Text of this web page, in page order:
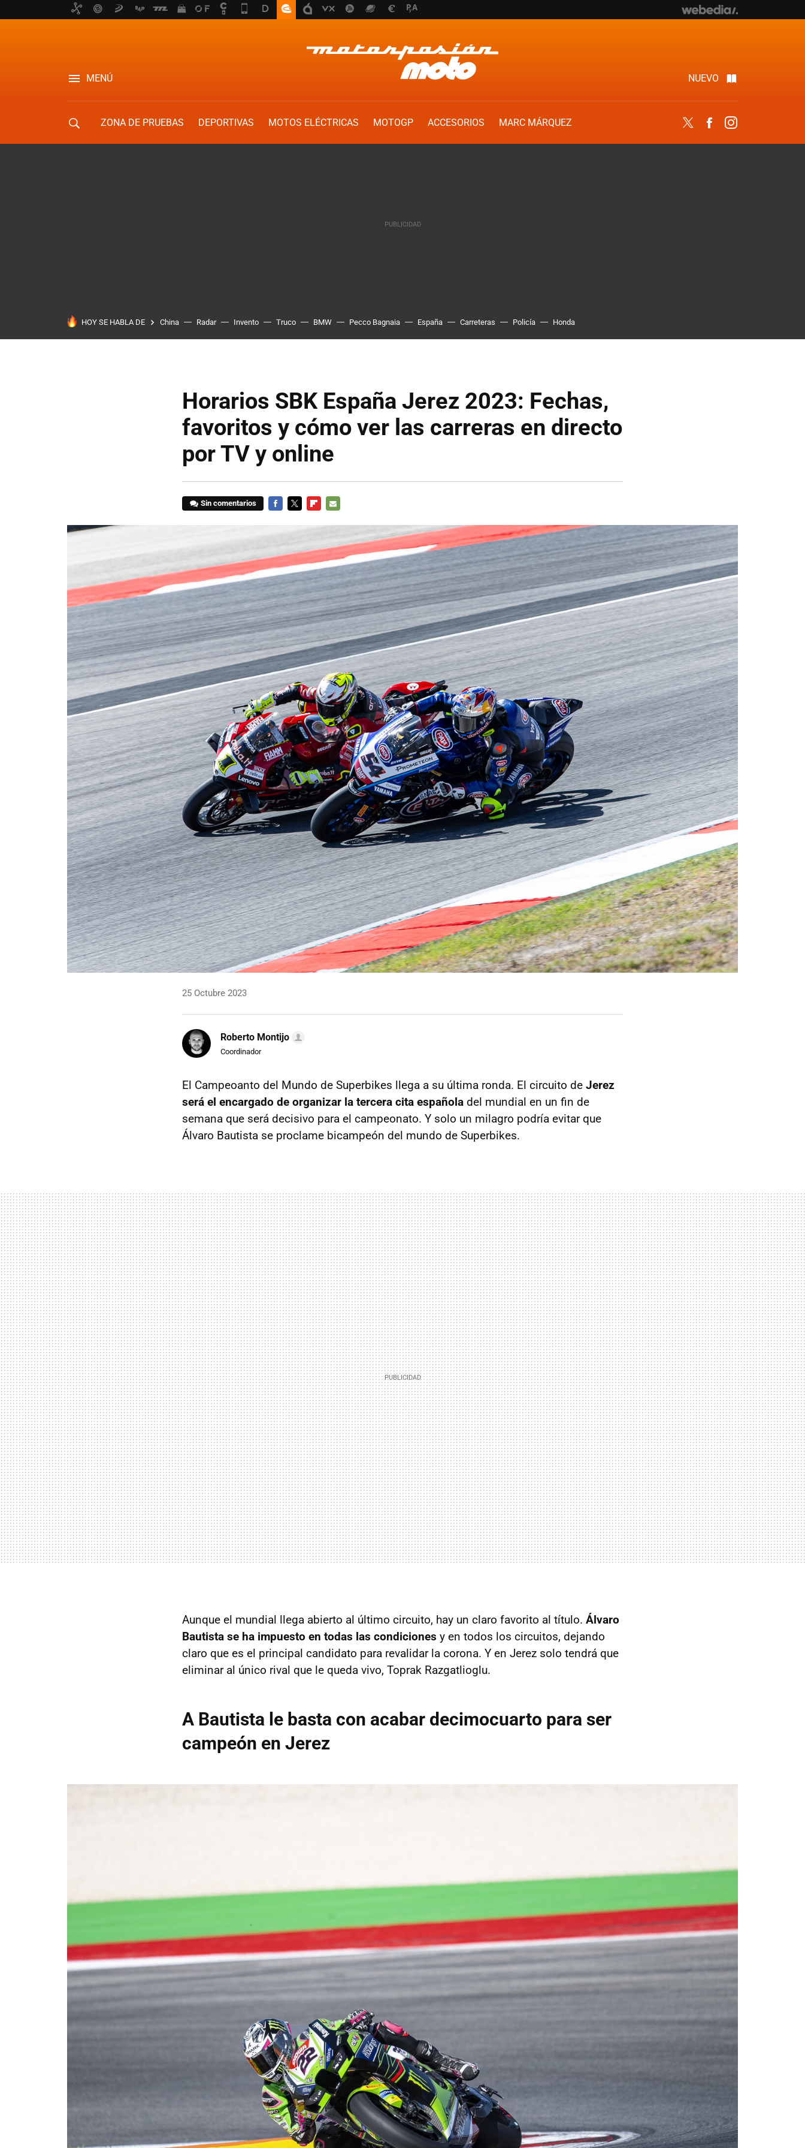
MENÚ NUEVO
ZONA DE PRUEBAS DEPORTIVAS MOTOS ELÉCTRICAS MOTOGP ACCESORIOS
MARC MÁRQUEZ
Twitter Facebook
HOY SE HABLA DE China Radar Invento Truco BMW Pecco Bagnaia España Carreteras Policía Honda
Horarios SBK España Jerez 2023: Fechas,
favoritos y cómo ver las carreras en directo
por TV y online
Sin comentarios
25 Octubre 2023
Roberto Montijo
Coordinador
El Campeoanto del Mundo de Superbikes llega a su última ronda. El circuito de Jerez
será el encargado de organizar la tercera cita española del mundial en un fin de
semana que será decisivo para el campeonato. Y solo un milagro podría evitar que
Álvaro Bautista se proclame bicampeón del mundo de Superbikes.
Aunque el mundial llega abierto al último circuito, hay un claro favorito al título. Álvaro
Bautista se ha impuesto en todas las condiciones y en todos los circuitos, dejando
claro que es el principal candidato para revalidar la corona. Y en Jerez solo tendrá que
eliminar al único rival que le queda vivo, Toprak Razgatlioglu.
A Bautista le basta con acabar decimocuarto para ser
campeón en Jerez